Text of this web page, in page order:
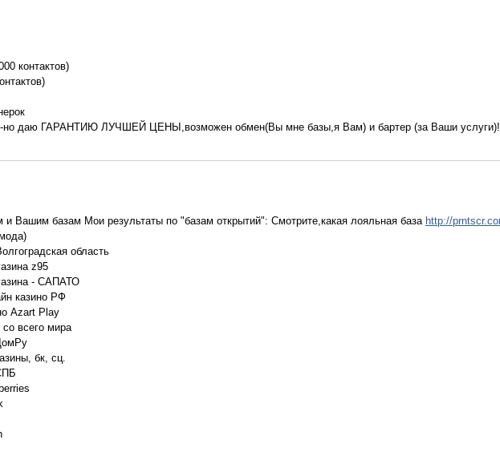
контактов)
но даю ГАРАНТИЮ ЛУЧШЕЙ ЦЕНЫ,возможен обмен(Вы мне базы,я Вам) и бартер (за Ваши услуги)!
Вашим базам Мои результаты по "базам открытий": Cмотрите,какая лояльная база http://
область
z95
- САПАТО
казино РФ
Azart Play
со всего мира
бк, сц.